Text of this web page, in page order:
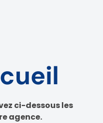
ci-dessous les
agence.